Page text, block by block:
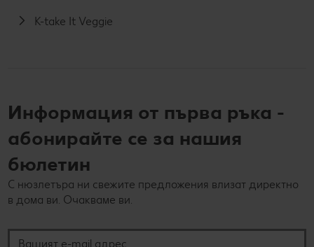
K-take It Veggie
Информация от първа ръка -
абонирайте се за нашия
бюлетин
С нюзлетъра ни свежите предложения влизат директно
в дома ви. Очакваме ви.